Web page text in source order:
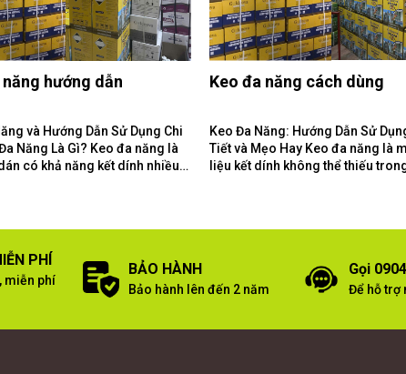
hướng dẫn
và Hướng Dẫn Sử Dụng Chi
có khả năng kết dính nhiều
Keo đa năng cách dùng
Keo Đa Năng: Hướng Dẫn Sử
Tiết và Mẹo Hay Keo đa năng là một vật
liệu kết dính không thể thiếu
PHÍ
miễn phí
BẢO HÀNH
Bảo hành lên đến 2 năm
Gọi
Để hỗ trợ